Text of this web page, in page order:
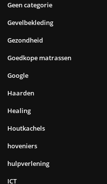
Geen categorie
Gevelbekleding
Gezondheid
Goedkope matrassen
Google
Haarden
Healing
Houtkachels
hoveniers
hulpverlening
ICT